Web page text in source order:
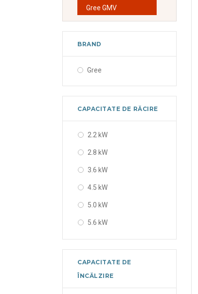
Gree GMV
BRAND
Gree
CAPACITATE DE RĂCIRE
2.2 kW
2.8 kW
3.6 kW
4.5 kW
5.0 kW
5.6 kW
6.3 kW
9.0 kW
CAPACITATE DE
ÎNCĂLZIRE